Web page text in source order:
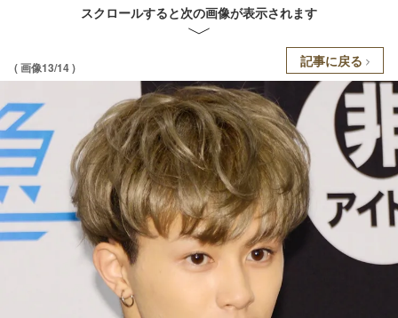
スクロールすると次の画像が表示されます
( 画像13/14 ) 記事に戻る